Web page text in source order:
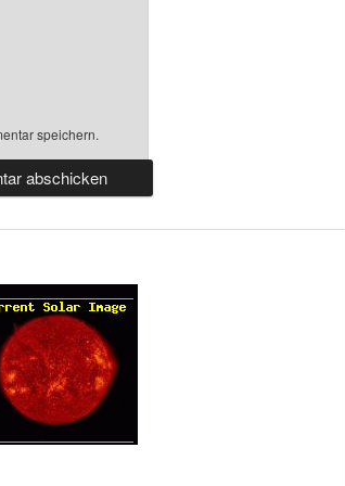
speichern.